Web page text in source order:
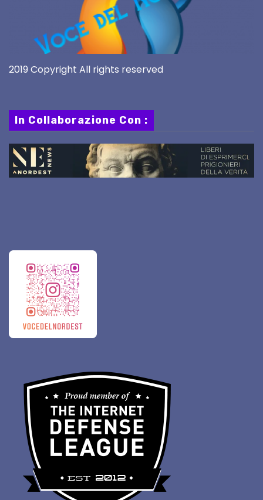
2019 Copyright All rights reserved
In Collaborazione Con :